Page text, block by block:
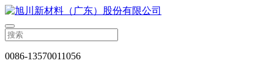
0086-13570011056